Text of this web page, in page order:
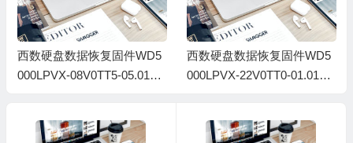
西数硬盘数据恢复固件WD5
000LPVX-08V0TT5-05.01A0
西数硬盘数据恢复固件WD5
000LPVX-22V0TT0-01.01A0